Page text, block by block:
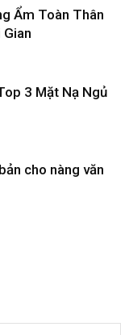
Ẩm Toàn Thân
3 Mặt Nạ Ngủ
cho nàng văn